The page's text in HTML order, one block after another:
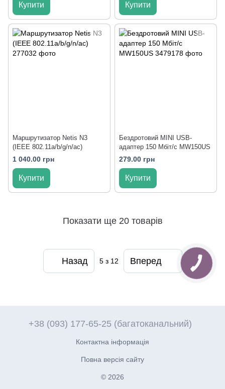
Купити Купити
Маршрутизатор Netis N3
(IEEE 802.11a/b/g/n/ac)
1 040.00 грн
Купити
Бездротовий MINI USB-
адаптер 150 Мбіт/с MW150US
279.00 грн
Купити
Показати ще 20 товарів
Назад 5з 12 Вперед
+38 (093) 177-65-25 (багатоканальний)
Контактна інформація
Повна версія сайту
© 2026